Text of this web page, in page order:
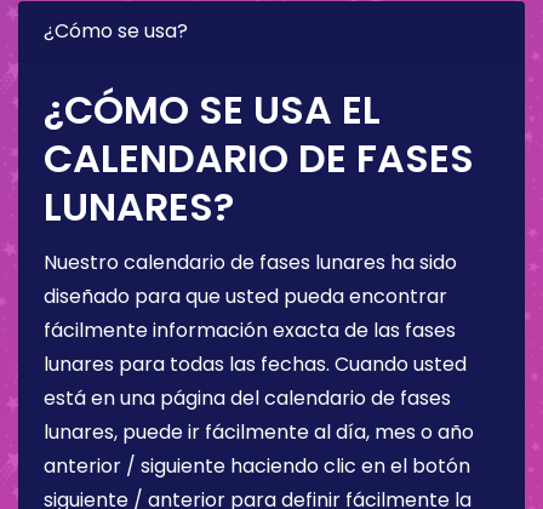
¿Cómo se usa?
¿CÓMO SE USA EL
CALENDARIO DE FASES
LUNARES?
Nuestro calendario de fases lunares ha sido
diseñado para que usted pueda encontrar
fácilmente información exacta de las fases
lunares para todas las fechas. Cuando usted
está en una página del calendario de fases
lunares, puede ir fácilmente al día, mes o año
anterior / siguiente haciendo clic en el botón
siguiente / anterior para definir fácilmente la